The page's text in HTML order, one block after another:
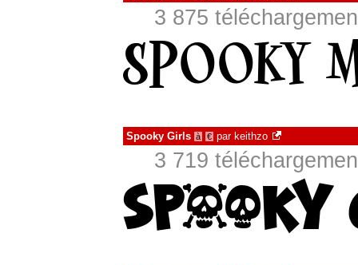
3 875
Spooky Girls à € par keithzo
3 719